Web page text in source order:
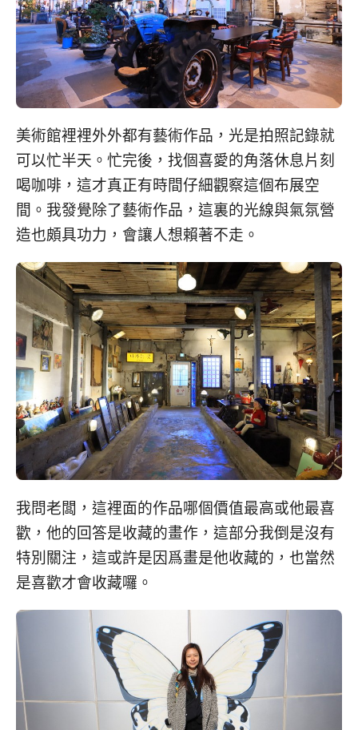
美術館裡裡外外都有藝術作品，光是拍照記錄就
可以忙半天。忙完後，找個喜愛的角落休息片刻
喝咖啡，這才真正有時間仔細觀察這個布展空
間。我發覺除了藝術作品，這裏的光線與氣氛營
造也頗具功力，會讓人想賴著不走。
我問老闆，這裡面的作品哪個價值最高或他最喜
歡，他的回答是收藏的畫作，這部分我倒是沒有
特別關注，這或許是因爲畫是他收藏的，也當然
是喜歡才會收藏囉。